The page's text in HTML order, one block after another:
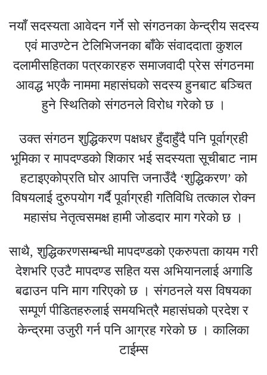
नयाँ सदस्यता आवेदन गर्ने सो संगठनका केन्द्रीय सदस्य
एवं माउण्टेन टेलिभिजनका बाँके संवाददाता कुशल
दलामीसहितका पत्रकारहरु समाजवादी प्रेस संगठनमा
आवद्ध भएकै नाममा महासंघको सदस्य हुनबाट बञ्चित
हुने स्थितिको संगठनले विरोध गरेको छ ।
उक्त संगठन शुद्धिकरण पक्षधर हुँदाहुँदै पनि पूर्वाग्रही
भूमिका र मापदण्डको शिकार भई सदस्यता सूचीबाट नाम
हटाइएकोप्रति घोर आपत्ति जनाउँदै ‘शुद्धिकरण’ को
विषयलाई दुरुपयोग गर्दै पूर्वाग्रही गतिविधि तत्काल रोक्न
महासंघ नेतृत्वसमक्ष हामी जोडदार माग गरेको छ ।
साथै, शुद्धिकरणसम्बन्धी मापदण्डको एकरुपता कायम गरी
देशभरि एउटै मापदण्ड सहित यस अभियानलाई अगाडि
बढाउन पनि माग गरिएको छ । संगठनले यस विषयका
सम्पूर्ण पीडितहरुलाई समयभित्रै महासंघको प्रदेश र
केन्द्रमा उजुरी गर्न पनि आग्रह गरेको छ । कालिका
टाईम्स